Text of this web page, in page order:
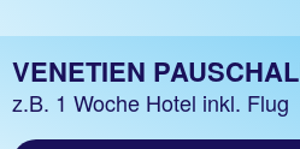
VENETIEN
z.B. 1 Woche Hotel inkl. Flug